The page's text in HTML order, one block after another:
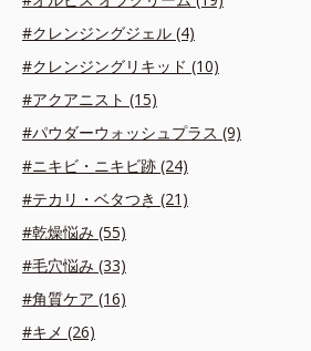
#クレンジングジェル (4)
#クレンジングリキッド (10)
#アクアニスト (15)
#パウダーウォッシュプラス (9)
#ニキビ・ニキビ跡 (24)
#テカリ・ベタつき (21)
#乾燥悩み (55)
#毛穴悩み (33)
#角質ケア (16)
#キメ (26)